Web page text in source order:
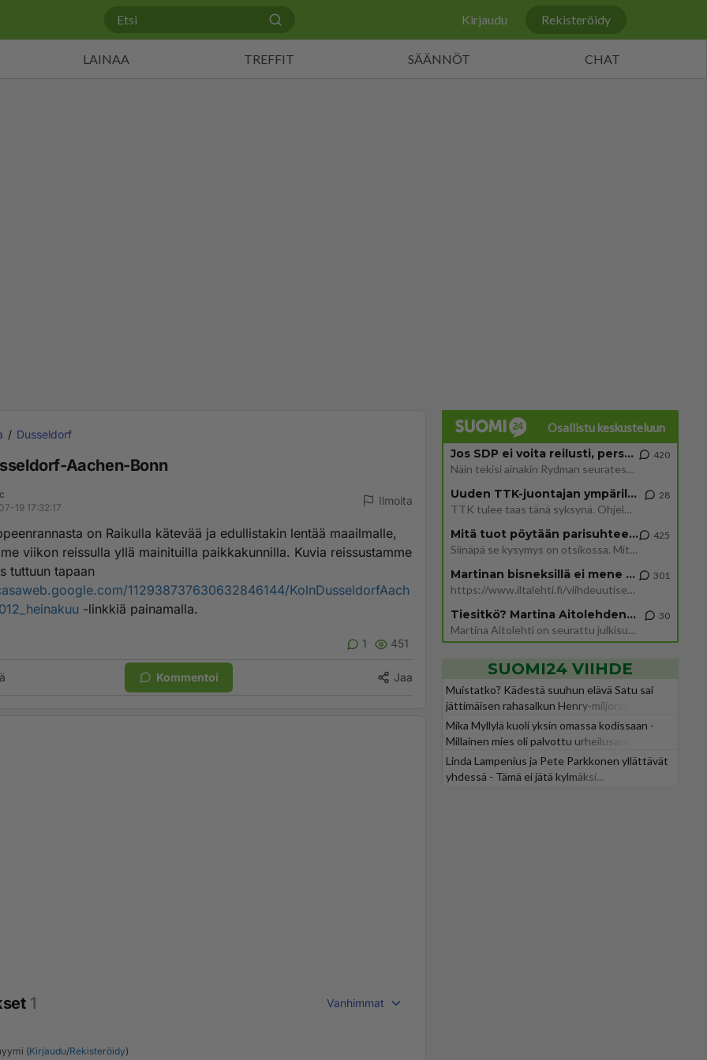
Kirjaudu Rekisteröidy
LAINAA TREFFIT SÄÄNNÖT CHAT
Dusseldorf
Aachen-Bonn
19 17:32:17
Ilmoita
on Raikulla kätevää ja edullistakin lentää maailmalle,
viikon reissulla yllä mainituilla paikkakunnilla. Kuvia reissustamme
tuttuun tapaan
112938737630632846144/KolnDusseldorfAach
-linkkiä painamalla.
1 451
Kommentoi Jaa
1 Vanhimmat
(Kirjaudu/Rekisteröidy)
Osallistu keskusteluun
Jos SDP ei voita reilusti, persut kumoavat demokratian Suomesta
Näin tekisi ainakin Rydman seuratessaan idolinsa Trumpin mallia https://www.is.fi/politiikka/art-2000012187244.html
420
Uuden TTK-juontajan ympärillä epätietoisuus sakenee - Nyt MTV hämmentää soppaa
TTK tulee taas tänä syksynä. Ohjelman uudet tähtioppilaat julkistetaan torstaina 6. elokuuta klo 14 alkavassa lehdistö
28
Mitä tuot pöytään parisuhteessa?
Siinäpä se kysymys on otsikossa. Mitäpä siis tuot/toisit pöytään parisuhteessa? Oletko mies vai nainen? Koetko sen mitä
425
Martinan bisneksillä ei mene hyvin
https://www.iltalehti.fi/viihdeuutiset/a/c46da6ab-340f-4790-aaa7-0865eed2336 Yrityksen konkurssihakemus on tullut kärä
301
Tiesitkö? Martina Aitolehden isäpuoli on tämä suosittu laulaja
Martina Aitolehti on seurattu julkisuuden henkilö. Lähipiiriin mahtuu muitakin tunnettuja henkilöitä. Tiesitkö, että Ma
30
SUOMI24 VIIHDE
Muistatko? Kädestä suuhun elävä Satu sai
jättimäisen rahasalkun Henry-miljonääriltä
Mika Myllylä kuoli yksin omassa kodissaan -
Millainen mies oli palvottu urheilusankari?
Linda Lampenius ja Pete Parkkonen yllättävät
yhdessä - Tämä ei jätä kylmäksi...